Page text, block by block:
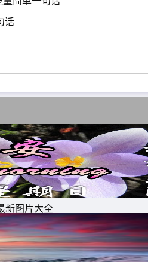
钧一发、迫在眉睫的事情，不
安!
头会开花，穿过夏天的木栅栏
话
新图片大全